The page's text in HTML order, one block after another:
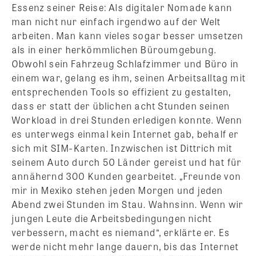
Essenz seiner Reise: Als digitaler Nomade kann
man nicht nur einfach irgendwo auf der Welt
arbeiten. Man kann vieles sogar besser umsetzen
als in einer herkömmlichen Büroumgebung.
Obwohl sein Fahrzeug Schlafzimmer und Büro in
einem war, gelang es ihm, seinen Arbeitsalltag mit
entsprechenden Tools so effizient zu gestalten,
dass er statt der üblichen acht Stunden seinen
Workload in drei Stunden erledigen konnte. Wenn
es unterwegs einmal kein Internet gab, behalf er
sich mit SIM-Karten. Inzwischen ist Dittrich mit
seinem Auto durch 50 Länder gereist und hat für
annähernd 300 Kunden gearbeitet. „Freunde von
mir in Mexiko stehen jeden Morgen und jeden
Abend zwei Stunden im Stau. Wahnsinn. Wenn wir
jungen Leute die Arbeitsbedingungen nicht
verbessern, macht es niemand“, erklärte er. Es
werde nicht mehr lange dauern, bis das Internet